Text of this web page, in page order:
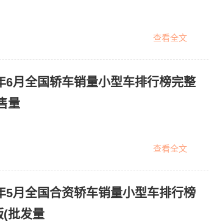
查看全文
6月全国轿车销量小型车排行榜完整
量
查看全文
5月全国合资轿车销量小型车排行榜
(批发量